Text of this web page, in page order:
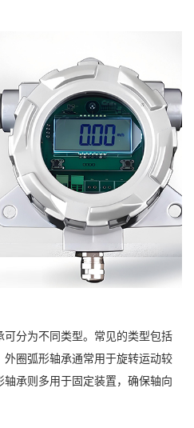
分为不同类型。常见的类型包括
圈弧形轴承通常用于旋转运动较
承则多用于固定装置，确保轴向